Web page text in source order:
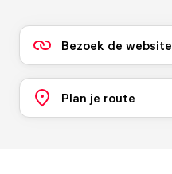
Bezoek de website
Plan je route